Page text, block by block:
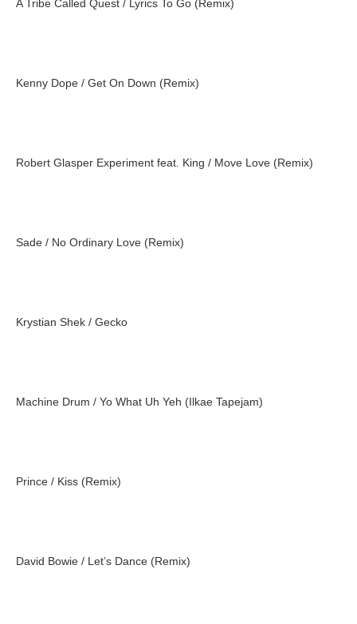
A Tribe Called Quest / Lyrics To Go (Remix)
Kenny Dope / Get On Down (Remix)
Robert Glasper Experiment feat. King / Move Love (Remix)
Sade / No Ordinary Love (Remix)
Krystian Shek / Gecko
Machine Drum / Yo What Uh Yeh (Ilkae Tapejam)
Prince / Kiss (Remix)
David Bowie / Let’s Dance (Remix)